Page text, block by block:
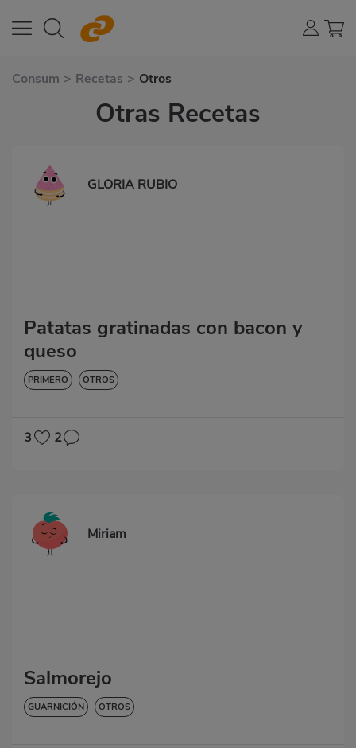
Consum > Recetas > Otros
Otras Recetas
GLORIA RUBIO
Patatas gratinadas con bacon y
queso
PRIMERO OTROS
3 2
Miriam
Salmorejo
GUARNICIÓN OTROS